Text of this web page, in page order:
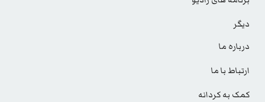
دیگر
درباره ما
ارتباط با ما
کمک به کردانه